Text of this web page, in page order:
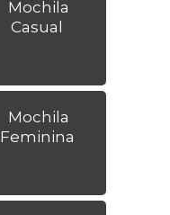
Mochila
Casual
Mochila
Feminina